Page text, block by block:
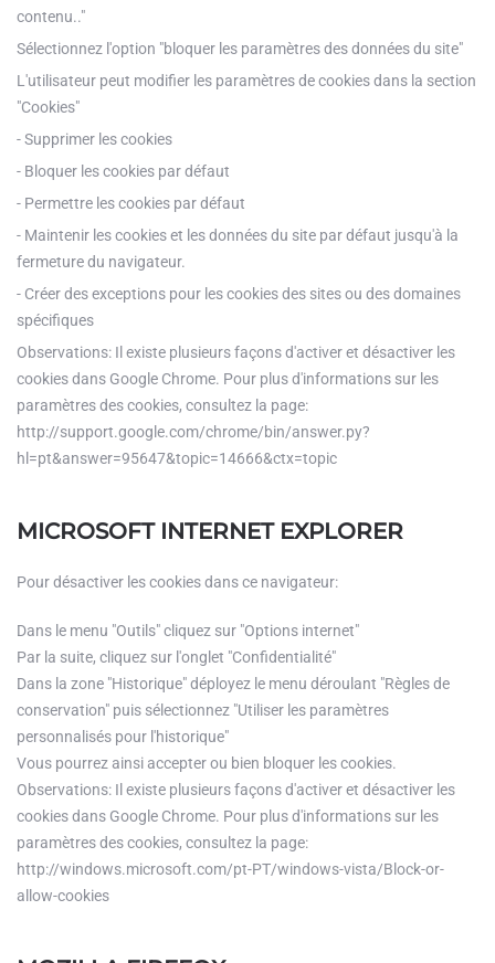
contenu.."
Sélectionnez l'option "bloquer les paramètres des données du site"
L'utilisateur peut modifier les paramètres de cookies dans la section
"Cookies"
- Supprimer les cookies
- Bloquer les cookies par défaut
- Permettre les cookies par défaut
- Maintenir les cookies et les données du site par défaut jusqu'à la
fermeture du navigateur.
- Créer des exceptions pour les cookies des sites ou des domaines
spécifiques
Observations: Il existe plusieurs façons d'activer et désactiver les
cookies dans Google Chrome. Pour plus d'informations sur les
paramètres des cookies, consultez la page:
http://support.google.com/chrome/bin/answer.py?
hl=pt&answer=95647&topic=14666&ctx=topic
MICROSOFT INTERNET EXPLORER
Pour désactiver les cookies dans ce navigateur:
Dans le menu "Outils" cliquez sur "Options internet"
Par la suite, cliquez sur l'onglet "Confidentialité"
Dans la zone "Historique" déployez le menu déroulant "Règles de
conservation" puis sélectionnez "Utiliser les paramètres
personnalisés pour l'historique"
Vous pourrez ainsi accepter ou bien bloquer les cookies.
Observations: Il existe plusieurs façons d'activer et désactiver les
cookies dans Google Chrome. Pour plus d'informations sur les
paramètres des cookies, consultez la page:
http://windows.microsoft.com/pt-PT/windows-vista/Block-or-
allow-cookies